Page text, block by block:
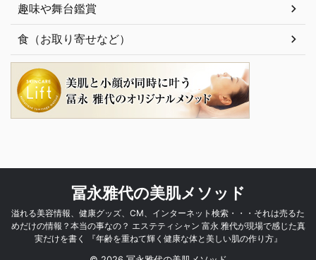
趣味や舞台鑑賞
食（お取り寄せなど）
冨永雅代の美肌メソッド
溢れる美容情報、健康グッズ、CM、インターネット検索・・・それは売るた
めだけの情報？本当の事なの？ エステティシャン 富永 雅代が現場で感じた真
実だけを書く 『年齢を重ねて輝く健康な体と美しい肌の作り方』